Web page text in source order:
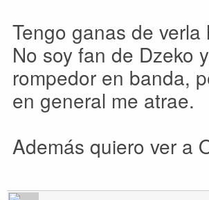
Tengo ganas de
No soy fan de Dzeko
rompedor en banda,
en general me atrae.
Además quiero ver a